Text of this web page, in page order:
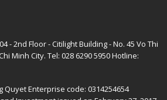
- 2nd Floor - Citilight Building - No. 45 Vo Thi
Minh City. Tel: 028 6290 5950 Hotline:
Quyet Enterprise code: 0314254654